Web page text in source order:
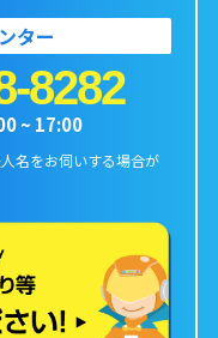
ター
8282
~ 17:00
名をお伺いする場合が